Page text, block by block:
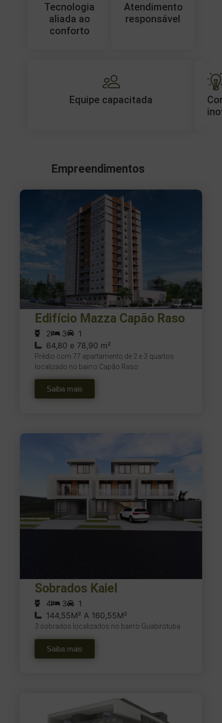
Tecnologia
aliada ao
conforto
Atendimento
responsável
Equipe capacitada
Empreendimentos
Edifício Mazza Capão Raso
2 3
1
64,80 e 78,90 m²
Prédio com 77 apartamento de 2 e 3 quartos
localizado no bairro Capão Raso
Saiba mais
Sobrados Kaiel
4 3
1
144,55M² A 160,55M²
3 sobrados localizados no bairro Guabirotuba
Saiba mais